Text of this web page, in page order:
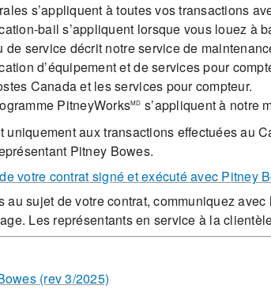
s’appliquent à toutes vos transactions
bail s’appliquent lorsque vous louez à
de service décrit notre service de
d’équipement et de services pour
Canada et les services pour compteur.
PitneyWorksMD s’appliquent à notre
uniquement aux transactions effectuées au
Pitney Bowes.
votre contrat signé et exécuté avec Pitney
au sujet de votre contrat, communiquez
Les représentants en service à la
(rev 3/2025)